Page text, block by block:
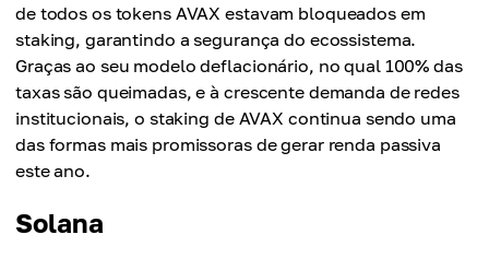
de todos os tokens AVAX estavam bloqueados em
staking, garantindo a segurança do ecossistema.
Graças ao seu modelo deflacionário, no qual 100% das
taxas são queimadas, e à crescente demanda de redes
institucionais, o staking de AVAX continua sendo uma
das formas mais promissoras de gerar renda passiva
este ano.
Solana